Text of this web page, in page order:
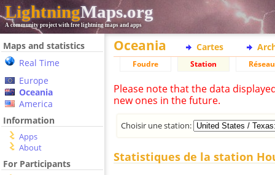
LightningMaps.org
A community project with free lightning maps and apps
Maps and statistics
Real Time
Europe
Oceania
America
Information
Apps
About
For Participants
Oceania Cartes
Foudre Station Réseau
Please note that the data
new ones in the future.
Choisir une station:
Statistiques de la station